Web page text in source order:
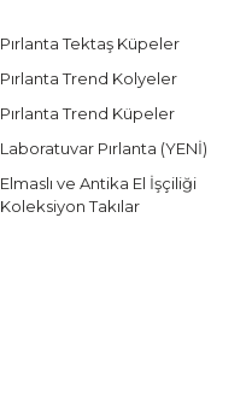
Pırlanta Tektaş Küpeler
Pırlanta Trend Kolyeler
Pırlanta Trend Küpeler
Laboratuvar Pırlanta (YENİ)
Elmaslı ve Antika El İşçiliği
Koleksiyon Takılar